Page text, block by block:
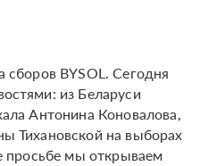
BYSOL. Сегодня
из Беларуси
Антонина Коновалова,
Тихановской на выборах
просьбе мы открываем